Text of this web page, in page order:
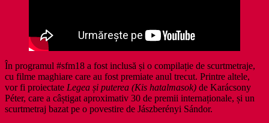
În programul #sfm18 a fost inclusă și o compilație de scurtmetraje,
cu filme maghiare care au fost premiate anul trecut. Printre altele,
vor fi proiectate Legea și puterea (Kis hatalmasok) de Karácsony
Péter, care a câștigat aproximativ 30 de premii internaționale, și un
scurtmetraj bazat pe o povestire de Jászberényi Sándor.